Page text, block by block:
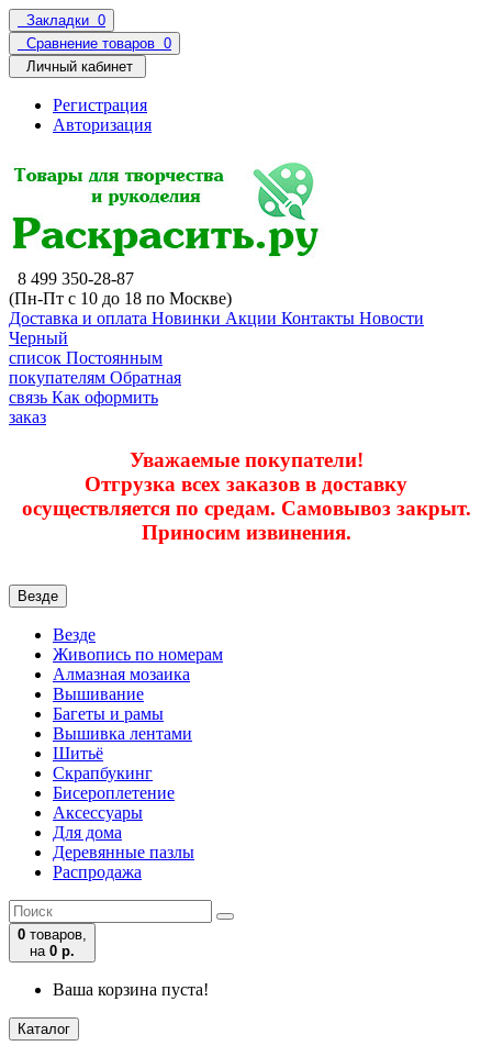
Закладки 0
Сравнение товаров 0
Личный кабинет
Регистрация
Авторизация
8 499 350-28-87
(Пн-Пт с 10 до 18 по Москве)
Доставка и оплата Новинки Акции Контакты Новости
Черный
список Постоянным
покупателям Обратная
связь Как оформить
заказ
Уважаемые покупатели!
Отгрузка всех заказов в доставку
осуществляется по средам. Самовывоз закрыт.
Приносим извинения.
Везде
Везде
Живопись по номерам
Алмазная мозаика
Вышивание
Багеты и рамы
Вышивка лентами
Шитьё
Скрапбукинг
Бисероплетение
Аксессуары
Для дома
Деревянные пазлы
Распродажа
0 товаров,
на 0 р.
Ваша корзина пуста!
Каталог